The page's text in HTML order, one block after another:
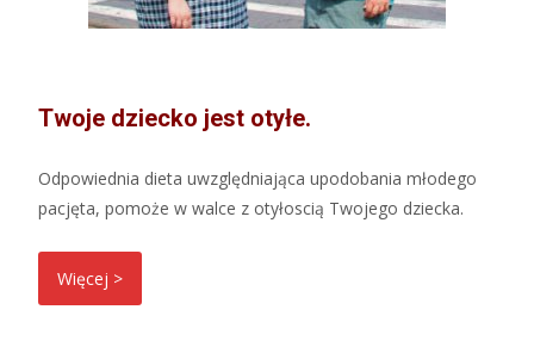
Twoje dziecko jest otyłe.
Odpowiednia dieta uwzględniająca upodobania młodego
pacjęta, pomoże w walce z otyłoscią Twojego dziecka.
Więcej >